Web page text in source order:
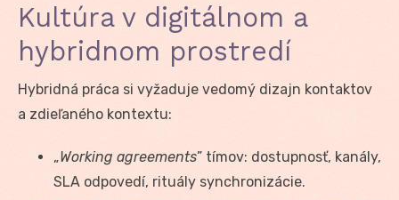
Kultúra v digitálnom a
hybridnom prostredí
Hybridná práca si vyžaduje vedomý dizajn kontaktov
a zdieľaného kontextu:
„Working agreements” tímov: dostupnosť, kanály,
SLA odpovedí, rituály synchronizácie.